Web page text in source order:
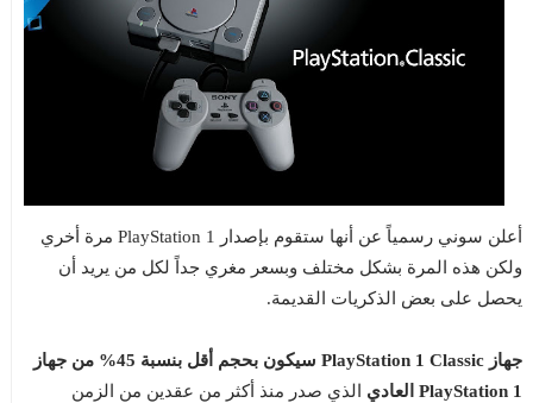
أعلن سوني رسمياً عن أنها ستقوم بإصدار PlayStation 1 مرة أخري
ولكن هذه المرة بشكل مختلف وبسعر مغري جداً لكل من يريد أن
يحصل على بعض الذكريات القديمة.
جهاز PlayStation 1 Classic سيكون بحجم أقل بنسبة 45% من جهاز
PlayStation 1 العادي
الذي صدر منذ أكثر من عقدين من الزمن